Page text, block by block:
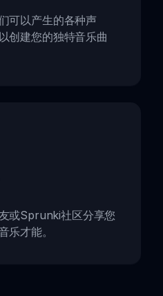
可以产生的各种声
创建您的独特音乐曲
或Sprunki社区分享您
乐才能。